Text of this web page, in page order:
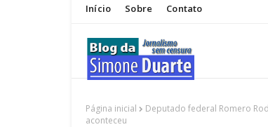
Início Sobre Contato
Página inicial
Deputado federal Romero
aconteceu